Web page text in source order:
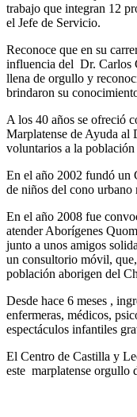
trabajo que integran 12
el Jefe de Servicio.
Reconoce que en su
influencia del Dr. Carlos
llena de orgullo y
brindaron su
A los 40 años se ofreció
Marplatense de Ayuda al
voluntarios a la población
En el año 2002 fundó
de niños del cono urbano
En el año 2008 fue
atender Aborígenes
junto a unos amigos
un consultorio móvil,
población aborigen del
Desde hace 6 meses ,
enfermeras, médicos,
espectáculos infantiles
El Centro de Castilla y
este marplatense orgullo